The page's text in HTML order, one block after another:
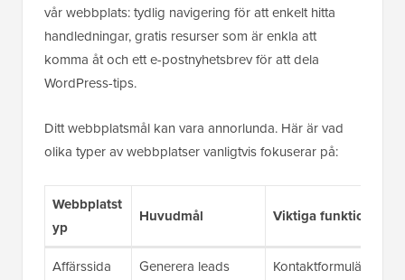
vår webbplats: tydlig navigering för att enkelt hitta
handledningar, gratis resurser som är enkla att
komma åt och ett e-postnyhetsbrev för att dela
WordPress-tips.
Ditt webbplatsmål kan vara annorlunda. Här är vad
olika typer av webbplatser vanligtvis fokuserar på:
Webbplatst
yp
Huvudmål Viktiga funktioner
Affärssida Generera leads
Kontaktformulär, e-